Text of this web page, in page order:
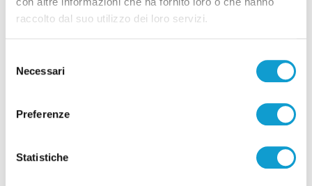
raccolto dal suo utilizzo dei loro servizi.
delNecessari
Preferenze
Statistiche